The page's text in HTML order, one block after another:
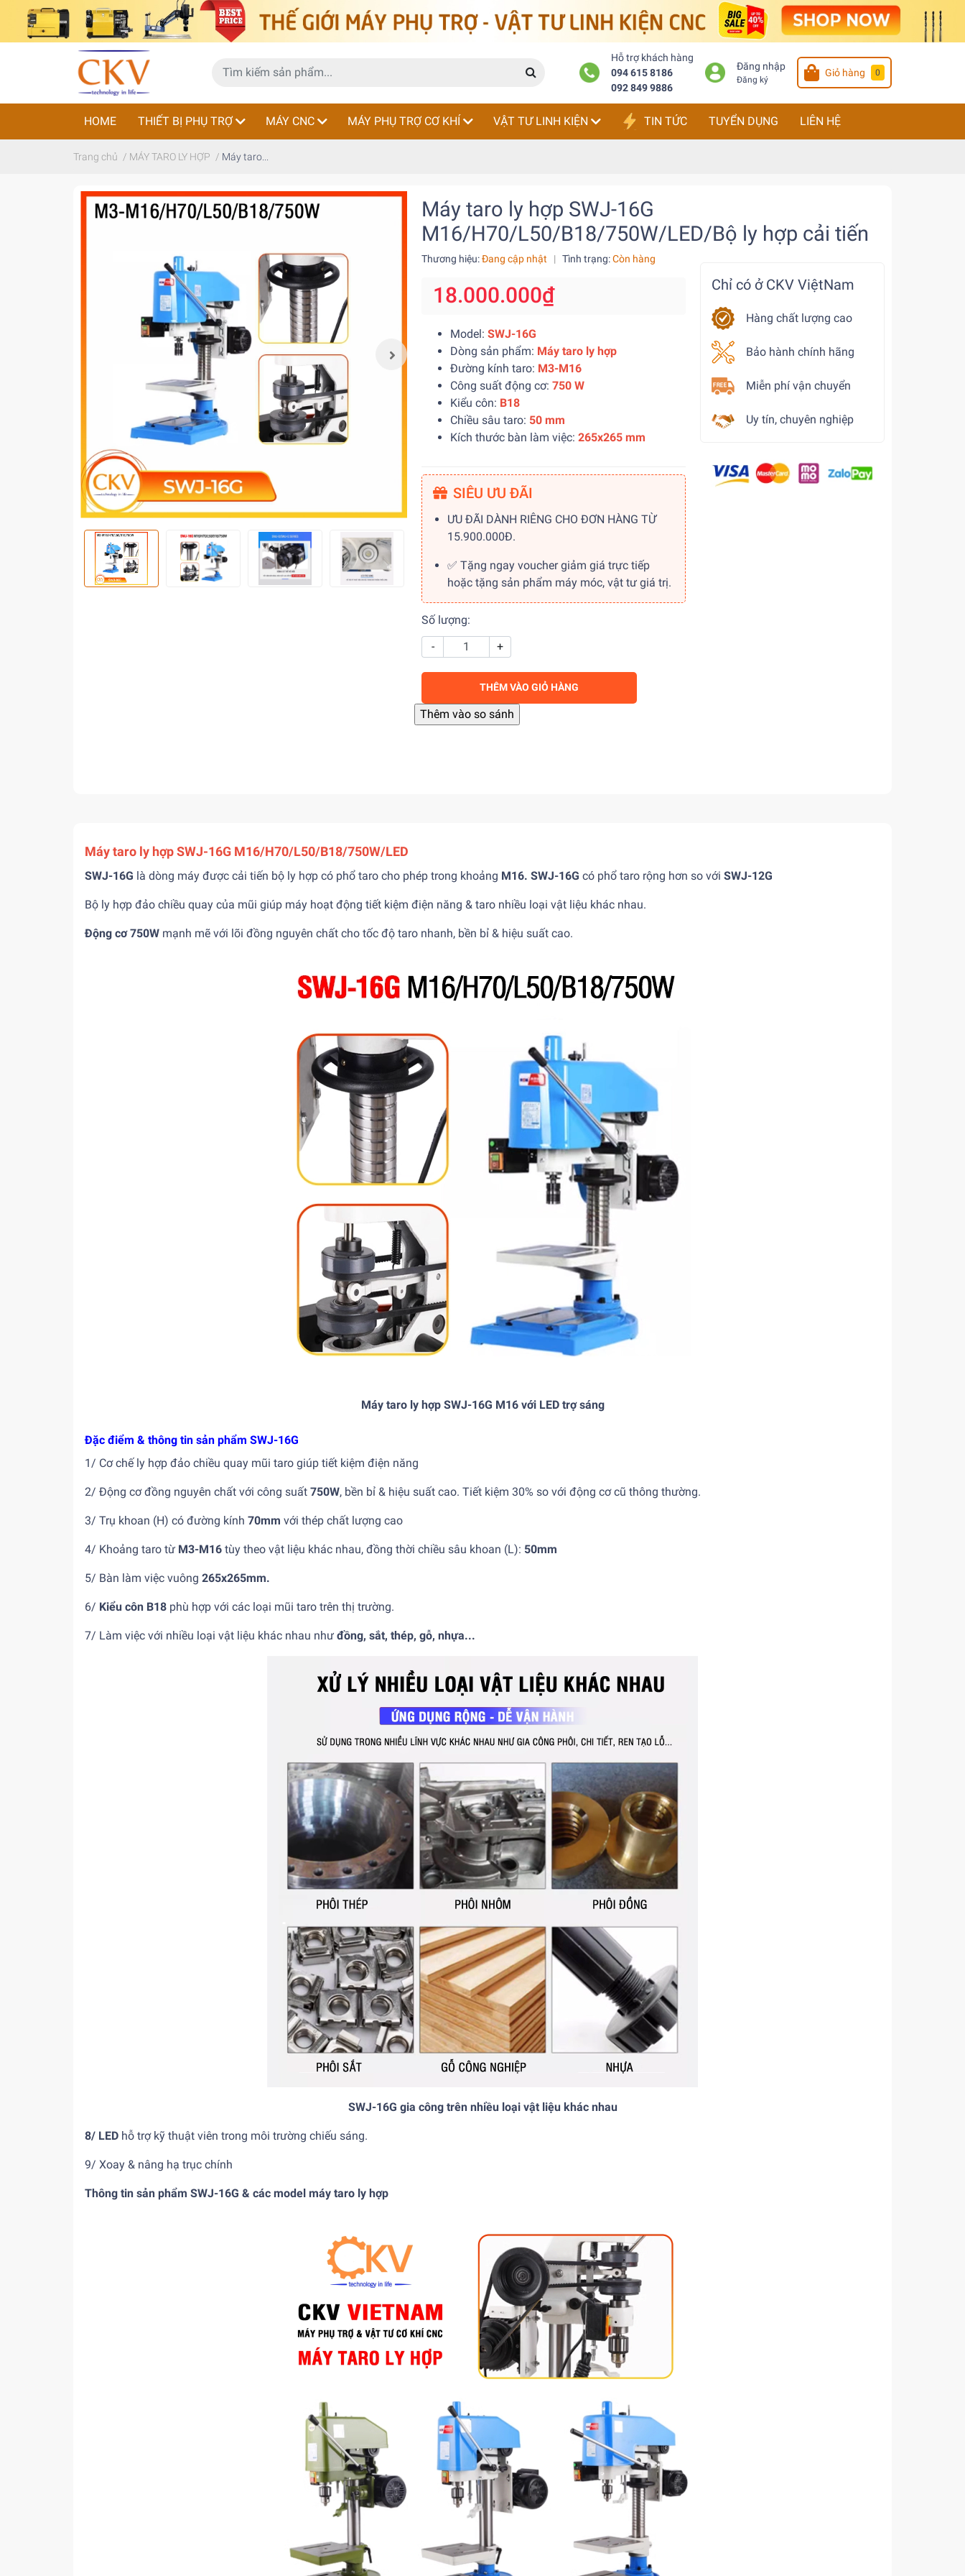
Hỗ trợ khách hàng
094 615 8186
092 849 9886
Đăng nhập
Đăng ký
Giỏ hàng 0
HOME THIẾT BỊ PHỤ TRỢ MÁY CNC MÁY PHỤ TRỢ CƠ KHÍ VẬT TƯ LINH KIỆN TIN TỨC TUYỂN DỤNG LIÊN HỆ
Trang chủ / MÁY TARO LY HỢP / Máy taro...
Máy taro ly hợp SWJ-16G
M16/H70/L50/B18/750W/LED/Bộ ly hợp cải tiến
Thương hiệu:Đang cập nhật | Tình trạng:Còn hàng
18.000.000₫
Model: SWJ-16G
Dòng sản phẩm: Máy taro ly hợp
Đường kính taro: M3-M16
Công suất động cơ: 750 W
Kiểu côn: B18
Chiều sâu taro: 50 mm
Kích thước bàn làm việc: 265x265 mm
SIÊU ƯU ĐÃI
ƯU ĐÃI DÀNH RIÊNG CHO ĐƠN HÀNG TỪ
15.900.000Đ.
✅ Tặng ngay voucher giảm giá trực tiếp
hoặc tặng sản phẩm máy móc, vật tư giá trị.
Số lượng:
-
+
THÊM VÀO GIỎ HÀNG
Chỉ có ở CKV ViệtNam
Hàng chất lượng cao
Bảo hành chính hãng
Miễn phí vận chuyển
Uy tín, chuyên nghiệp
Máy taro ly hợp SWJ-16G M16/H70/L50/B18/750W/LED
SWJ-16G là dòng máy được cải tiến bộ ly hợp có phổ taro cho phép trong khoảng M16. SWJ-16G có phổ taro rộng hơn so với SWJ-12G
Bộ ly hợp đảo chiều quay của mũi giúp máy hoạt động tiết kiệm điện năng & taro nhiều loại vật liệu khác nhau.
Động cơ 750W mạnh mẽ với lõi đồng nguyên chất cho tốc độ taro nhanh, bền bỉ & hiệu suất cao.
Máy taro ly hợp SWJ-16G M16 với LED trợ sáng
Đặc điểm & thông tin sản phẩm SWJ-16G
1/ Cơ chế ly hợp đảo chiều quay mũi taro giúp tiết kiệm điện năng
2/ Động cơ đồng nguyên chất với công suất 750W, bền bỉ & hiệu suất cao. Tiết kiệm 30% so với động cơ cũ thông thường.
3/ Trụ khoan (H) có đường kính 70mm với thép chất lượng cao
4/ Khoảng taro từ M3-M16 tùy theo vật liệu khác nhau, đồng thời chiều sâu khoan (L): 50mm
5/ Bàn làm việc vuông 265x265mm.
6/ Kiểu côn B18 phù hợp với các loại mũi taro trên thị trường.
7/ Làm việc với nhiều loại vật liệu khác nhau như đồng, sắt, thép, gỗ, nhựa...
SWJ-16G gia công trên nhiều loại vật liệu khác nhau
8/ LED hỗ trợ kỹ thuật viên trong môi trường chiếu sáng.
9/ Xoay & nâng hạ trục chính
Thông tin sản phẩm SWJ-16G & các model máy taro ly hợp